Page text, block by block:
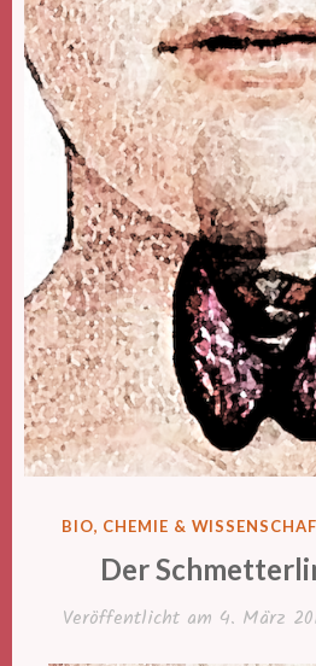
VERÖFFENTLICHT
BIO, CHEMIE &
Der
Veröffentlicht am 4. März